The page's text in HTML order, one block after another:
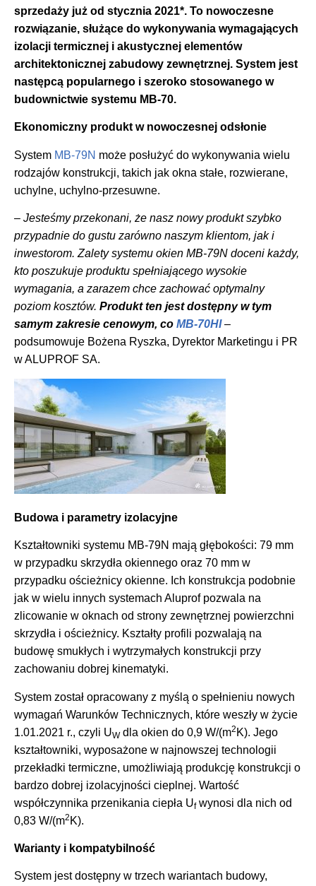
sprzedaży już od stycznia 2021*. To nowoczesne
rozwiązanie, służące do wykonywania wymagających
izolacji termicznej i akustycznej elementów
architektonicznej zabudowy zewnętrznej. System jest
następcą popularnego i szeroko stosowanego w
budownictwie systemu MB-70.
Ekonomiczny produkt w nowoczesnej odsłonie
System MB-79N może posłużyć do wykonywania wielu
rodzajów konstrukcji, takich jak okna stałe, rozwierane,
uchylne, uchylno-przesuwne.
– Jesteśmy przekonani, że nasz nowy produkt szybko
przypadnie do gustu zarówno naszym klientom, jak i
inwestorom. Zalety systemu okien MB-79N doceni każdy,
kto poszukuje produktu spełniającego wysokie
wymagania, a zarazem chce zachować optymalny
poziom kosztów. Produkt ten jest dostępny w tym
samym zakresie cenowym, co MB-70HI–
podsumowuje Bożena Ryszka, Dyrektor Marketingu i PR
w ALUPROF SA.
Budowa i parametry izolacyjne
Kształtowniki systemu MB-79N mają głębokości: 79 mm
w przypadku skrzydła okiennego oraz 70 mm w
przypadku ościeżnicy okienne. Ich konstrukcja podobnie
jak w wielu innych systemach Aluprof pozwala na
zlicowanie w oknach od strony zewnętrznej powierzchni
skrzydła i ościeżnicy. Kształty profili pozwalają na
budowę smukłych i wytrzymałych konstrukcji przy
zachowaniu dobrej kinematyki.
System został opracowany z myślą o spełnieniu nowych
wymagań Warunków Technicznych, które weszły w życie
1.01.2021 r., czyli UWdla okien do 0,9 W/(m2 K). Jego
kształtowniki, wyposażone w najnowszej technologii
przekładki termiczne, umożliwiają produkcję konstrukcji o
bardzo dobrej izolacyjności cieplnej. Wartość
współczynnika przenikania ciepła Ufwynosi dla nich od
0,83 W/(m2 K).
Warianty i kompatybilność
System jest dostępny w trzech wariantach budowy,